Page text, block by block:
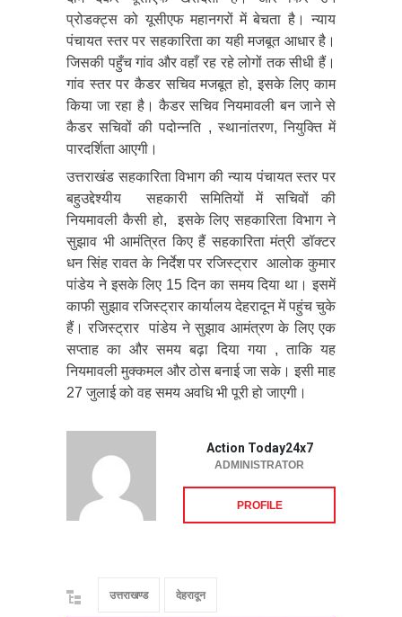
प्रोडक्ट्स को यूसीएफ महानगरों में बेचता है। न्याय
पंचायत स्तर पर सहकारिता का यही मजबूत आधार है।
जिसकी पहुँच गांव और वहाँ रह रहे लोगों तक सीधी हैं।
गांव स्तर पर कैडर सचिव मजबूत हो, इसके लिए काम
किया जा रहा है। कैडर सचिव नियमावली बन जाने से
कैडर सचिवों की पदोन्नति , स्थानांतरण, नियुक्ति में
पारदर्शिता आएगी।
उत्तराखंड सहकारिता विभाग की न्याय पंचायत स्तर पर
बहुउद्देश्यीय सहकारी समितियों में सचिवों की
नियमावली कैसी हो, इसके लिए सहकारिता विभाग ने
सुझाव भी आमंत्रित किए हैं सहकारिता मंत्री डॉक्टर
धन सिंह रावत के निर्देश पर रजिस्ट्रार आलोक कुमार
पांडेय ने इसके लिए 15 दिन का समय दिया था। इसमें
काफी सुझाव रजिस्ट्रार कार्यालय देहरादून में पहुंच चुके
हैं। रजिस्ट्रार पांडेय ने सुझाव आमंत्रण के लिए एक
सप्ताह का और समय बढ़ा दिया गया , ताकि यह
नियमावली मुक्कमल और ठोस बनाई जा सके। इसी माह
27 जुलाई को वह समय अवधि भी पूरी हो जाएगी।
Action Today24x7
ADMINISTRATOR
PROFILE
उत्तराखण्ड देहरादून